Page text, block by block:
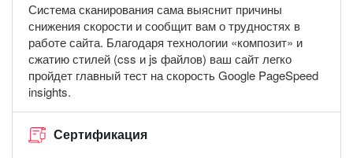
Система сканирования сама выяснит причины
снижения скорости и сообщит вам о трудностях в
работе сайта. Благодаря технологии «композит» и
сжатию стилей (css и js файлов) ваш сайт легко
пройдет главный тест на скорость Google PageSpeed
insights.
Сертификация